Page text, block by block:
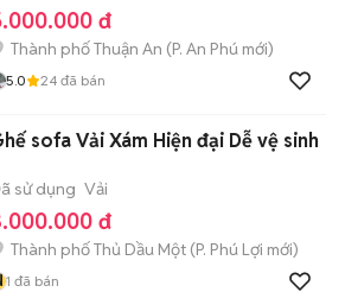
đ
Thành phố Thuận An (P. An Phú mới)
5.0 24 đã bán
sofa Vải Xám Hiện đại Dễ vệ sinh
sử dụng Vải
đ
Thành phố Thủ Dầu Một (P. Phú Lợi mới)
1 đã bán